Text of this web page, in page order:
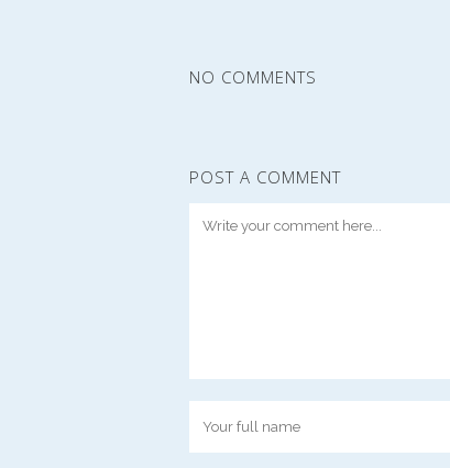
NO COMMENTS
POST A COMMENT